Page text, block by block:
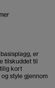
er
tilskuddet til
kort
style gjennom